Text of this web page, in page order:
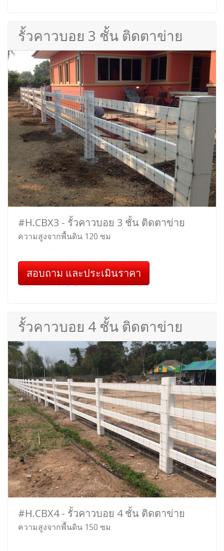
รั้วคาวบอย 3 ชั้น ติดตาข่าย
#H.CBX3 - รั้วคาวบอย 3 ชั้น ติดตาข่าย
ความสูงจากพื้นดิน 120 ซม
สอบถาม และประเมินราคา
รั้วคาวบอย 4 ชั้น ติดตาข่าย
#H.CBX4 - รั้วคาวบอย 4 ชั้น ติดตาข่าย
ความสูงจากพื้นดิน 150 ซม